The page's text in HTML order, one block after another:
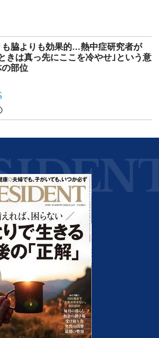
も脇よりも効果的…熱中症研究者が
きは真っ先にここを冷やせ｣という意
部位